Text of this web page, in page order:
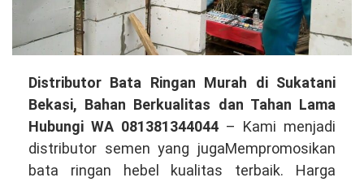
Distributor
Bata
Ringan
Murah
di
Distributor Bata Ringan Murah di Sukatani
Bekasi, Bahan Berkualitas dan Tahan Lama
Hubungi WA 081381344044 – Kami menjadi
distributor semen yang jugaMempromosikan
bata ringan hebel kualitas terbaik. Harga